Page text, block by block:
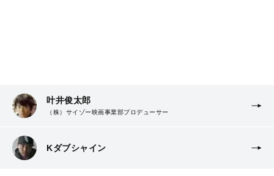
叶井俊太郎
（株）サイゾー映画事業部プロデューサー
Kダブシャイン